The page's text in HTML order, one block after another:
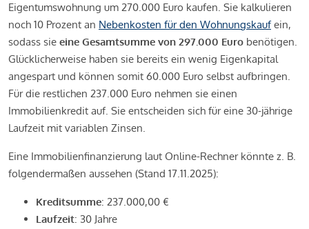
Eigentumswohnung um 270.000 Euro kaufen. Sie kalkulieren
noch 10 Prozent an Nebenkosten für den Wohnungskaufein,
sodass sie eine Gesamtsumme von 297.000 Euro benötigen.
Glücklicherweise haben sie bereits ein wenig Eigenkapital
angespart und können somit 60.000 Euro selbst aufbringen.
Für die restlichen 237.000 Euro nehmen sie einen
Immobilienkredit auf. Sie entscheiden sich für eine 30-jährige
Laufzeit mit variablen Zinsen.
Eine Immobilienfinanzierung laut Online-Rechner könnte z. B.
folgendermaßen aussehen (Stand 17.11.2025):
Kreditsumme: 237.000,00 €
Laufzeit: 30 Jahre